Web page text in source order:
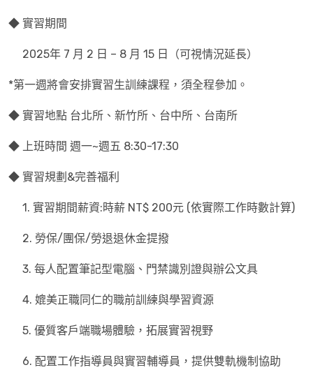
◆ 實習期間
2025年 7 月 2 日 – 8 月 15 日（可視情況延長）
*第一週將會安排實習生訓練課程，須全程參加。
◆ 實習地點 台北所、新竹所、台中所、台南所
◆ 上班時間 週一~週五 8:30-17:30
◆ 實習規劃&完善福利
1. 實習期間薪資:時薪 NT$ 200元 (依實際工作時數計算)
2. 勞保/團保/勞退退休金提撥
3. 每人配置筆記型電腦、門禁識別證與辦公文具
4. 媲美正職同仁的職前訓練與學習資源
5. 優質客戶端職場體驗，拓展實習視野
6. 配置工作指導員與實習輔導員，提供雙軌機制協助